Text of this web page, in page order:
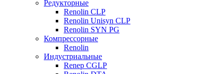
Редукторные
Renolin CLP
Renolin Unisyn CLP
Renolin SYN PG
Компрессорные
Renolin
Индустриальные
Renep CGLP